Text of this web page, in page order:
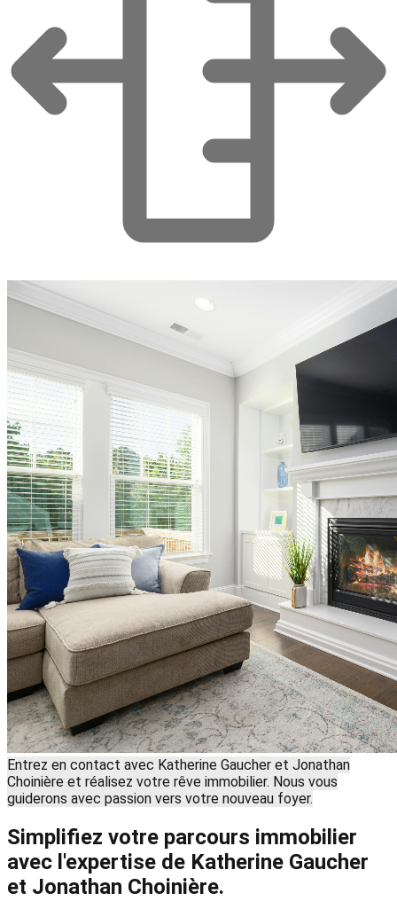
Entrez en contact avec Katherine Gaucher et Jonathan
Choinière et réalisez votre rêve immobilier. Nous vous
guiderons avec passion vers votre nouveau foyer.
Simplifiez votre parcours immobilier
avec l'expertise de Katherine Gaucher
et Jonathan Choinière.